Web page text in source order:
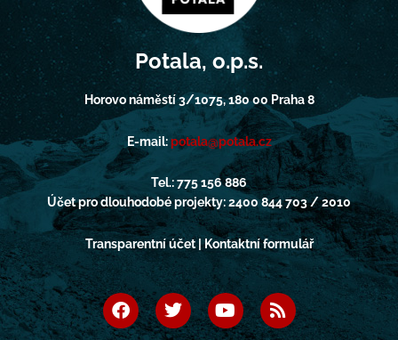
Potala, o.p.s.
Horovo náměstí 3/1075, 180 00 Praha 8
E-mail:potala@potala.cz
Tel.: 775 156 886
Účet pro dlouhodobé projekty: 2400 844 703 / 2010
Transparentní účet | Kontaktní formulář
F
a
T
w
Y
o
R
s